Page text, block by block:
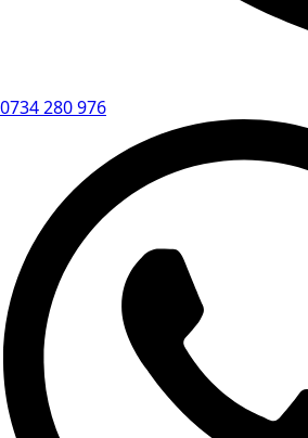
0734 280 976